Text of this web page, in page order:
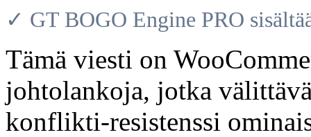
✓ GT BOGO Engine PRO
Tämä viesti on
johtolankoja, jotka
konflikti-resistenssi